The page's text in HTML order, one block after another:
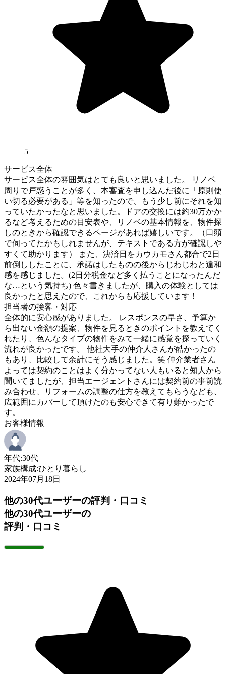
5
サービス全体
サービス全体の雰囲気はとても良いと思いました。 リノベ
周りで戸惑うことが多く、本審査を申し込んだ後に「原則使
い切る必要がある」等を知ったので、もう少し前にそれを知
っていたかったなと思いました。ドアの交換には約30万かか
るなど考えるための目安表や、リノベの基本情報を、物件探
しのときから確認できるページがあれば嬉しいです。（口頭
で伺ってたかもしれませんが、テキストである方が確認しや
すくて助かります） また、決済日をカウカモさん都合で2日
前倒ししたことに、承諾はしたものの後からじわじわと違和
感を感じました。(2日分税金など多く払うことになったんだ
な…という気持ち) 色々書きましたが、購入の体験としては
良かったと思えたので、これからも応援しています！
担当者の接客・対応
全体的に安心感がありました。 レスポンスの早さ、予算か
ら出ない金額の提案、物件を見るときのポイントを教えてく
れたり、色んなタイプの物件をみて一緒に感覚を探っていく
流れが良かったです。 他社大手の仲介人さんが酷かったの
もあり、比較して余計にそう感じました。笑 仲介業者さん
よっては契約のことはよく分かってない人もいると知人から
聞いてましたが、担当エージェントさんには契約前の事前読
み合わせ、リフォームの調整の仕方を教えてもらうなども、
広範囲にカバーして頂けたのも安心できて有り難かったで
す。
お客様情報
年代:30代
家族構成:ひとり暮らし
2024年07月18日
他の30代ユーザーの評判・口コミ
他の30代ユーザーの
評判・口コミ